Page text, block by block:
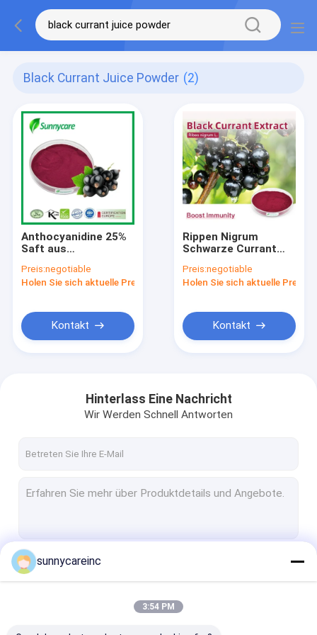
Black Currant Juice Powder (2)
Anthocyanidine 25%
Saft aus
Rippen Nigrum L.
Preis:negotiable
Holen Sie sich aktuelle Preis
Kontakt
Rippen Nigrum
Schwarze Currant
Pulver
Anthocyanidine 25%
Pulver
Preis:negotiable
Holen Sie sich aktuelle Preis
Kontakt
Hinterlass Eine Nachricht
Wir Werden Schnell Antworten
sunnycareinc
3:54 PM